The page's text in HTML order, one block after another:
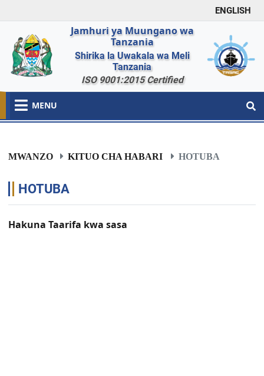
ENGLISH
Jamhuri ya Muungano wa
Tanzania
Shirika la Uwakala wa Meli
Tanzania
ISO 9001:2015 Certified
MENU
MWANZO KITUO CHA HABARI HOTUBA
HOTUBA
Hakuna Taarifa kwa sasa